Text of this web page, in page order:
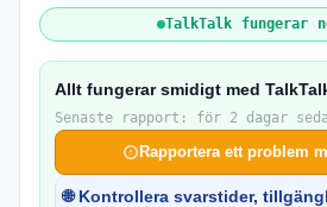
TalkTalk fungerar
Allt fungerar smidigt med
Senaste rapport: för 2 dagar
Rapportera ett problem
🌐 Kontrollera svarstider,